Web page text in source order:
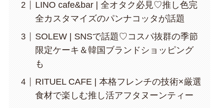
LINO cafe&bar | 全オタク必見♡推し色完
全カスタマイズのパンナコッタが話題
SOLEW | SNSで話題♡コスパ抜群の季節
限定ケーキ＆韓国ブランドショッピング
も
RITUEL CAFE | 本格フレンチの技術×厳選
食材で楽しむ推し活アフタヌーンティー